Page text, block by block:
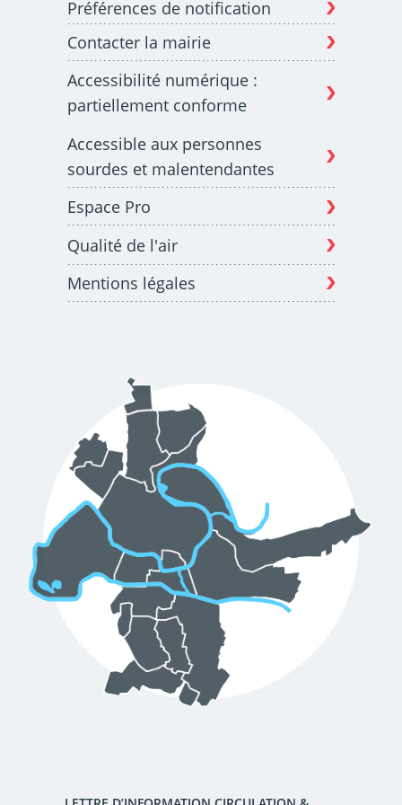
lignes
Demande d'occupation
de l'espace public
ACCEO - Accessibilité
des guichets municipaux
Guichet numérique des
autorisations
d'urbanisme
Demande de panneaux
électroniques
Offres d'emploi
Pré-déclarer un sinistre Mon logement sécurisé
Préférences de notification
Contacter la mairie
Accessibilité numérique :
partiellement conforme
Accessible aux personnes
sourdes et malentendantes
Espace Pro
Qualité de l'air
Mentions légales